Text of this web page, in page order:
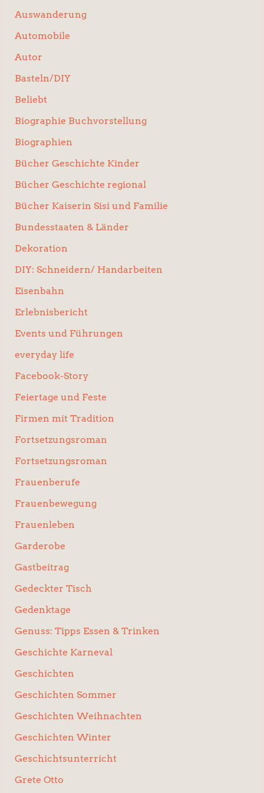
Auswanderung
Automobile
Autor
Basteln/DIY
Beliebt
Biographie Buchvorstellung
Biographien
Bücher Geschichte Kinder
Bücher Geschichte regional
Bücher Kaiserin Sisi und Familie
Bundesstaaten & Länder
Dekoration
DIY: Schneidern/ Handarbeiten
Eisenbahn
Erlebnisbericht
Events und Führungen
everyday life
Facebook-Story
Feiertage und Feste
Firmen mit Tradition
Fortsetzungsroman
Fortsetzungsroman
Frauenberufe
Frauenbewegung
Frauenleben
Garderobe
Gastbeitrag
Gedeckter Tisch
Gedenktage
Genuss: Tipps Essen & Trinken
Geschichte Karneval
Geschichten
Geschichten Sommer
Geschichten Weihnachten
Geschichten Winter
Geschichtsunterricht
Grete Otto